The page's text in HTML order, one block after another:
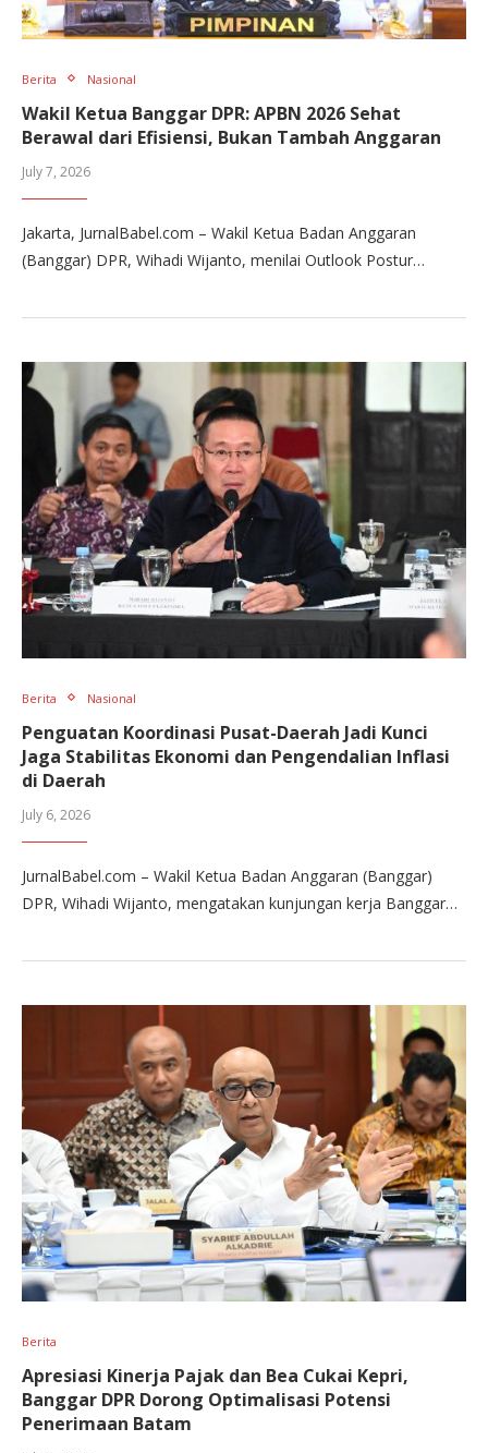
Berita Nasional
Wakil Ketua Banggar DPR: APBN 2026 Sehat
Berawal dari Efisiensi, Bukan Tambah Anggaran
July 7, 2026
Jakarta, JurnalBabel.com – Wakil Ketua Badan Anggaran
(Banggar) DPR, Wihadi Wijanto, menilai Outlook Postur…
Berita Nasional
Penguatan Koordinasi Pusat-Daerah Jadi Kunci
Jaga Stabilitas Ekonomi dan Pengendalian Inflasi
di Daerah
July 6, 2026
JurnalBabel.com – Wakil Ketua Badan Anggaran (Banggar)
DPR, Wihadi Wijanto, mengatakan kunjungan kerja Banggar…
Berita
Apresiasi Kinerja Pajak dan Bea Cukai Kepri,
Banggar DPR Dorong Optimalisasi Potensi
Penerimaan Batam